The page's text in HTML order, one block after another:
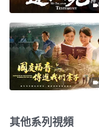
其他系列視頻